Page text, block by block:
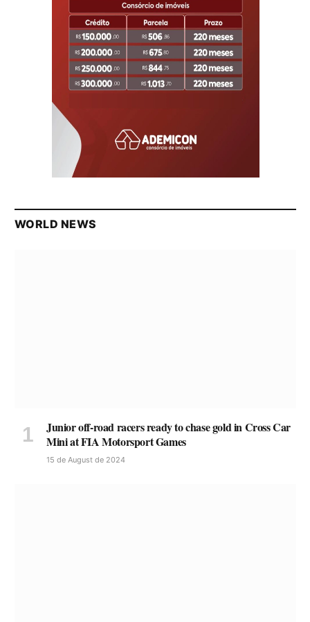
WORLD NEWS
Junior off-road racers ready to chase gold in Cross Car
Mini at FIA Motorsport Games
15 de August de 2024